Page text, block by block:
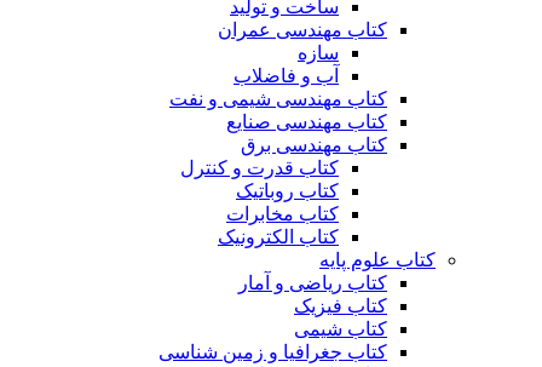
ساخت و تولید
کتاب مهندسی عمران
سازه
آب و فاضلاب
کتاب مهندسی شیمی و نفت
کتاب مهندسی صنایع
کتاب مهندسی برق
کتاب قدرت و کنترل
کتاب روباتیک
کتاب مخابرات
کتاب الکترونیک
کتاب علوم پایه
کتاب ریاضی و آمار
کتاب فیزیک
کتاب شیمی
کتاب جغرافیا و زمین شناسی